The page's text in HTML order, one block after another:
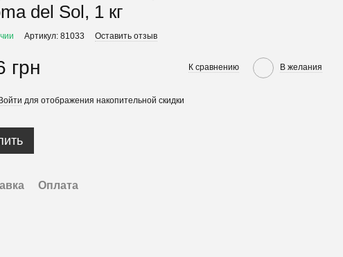
del Sol, 1 кг
Артикул: 81033 Оставить отзыв
грн К сравнению В желания
для отображения накопительной скидки
Оплата